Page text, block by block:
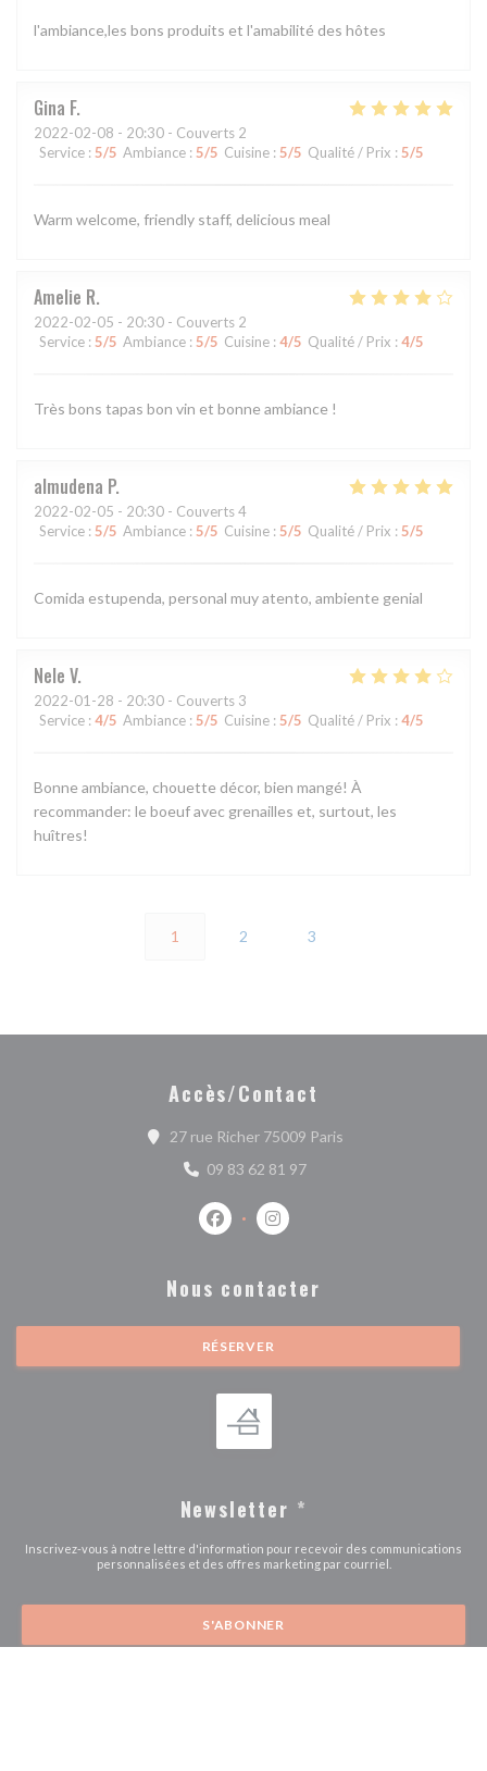
l'ambiance,les bons produits et l'amabilité des hôtes
Gina F
2022-02-08 - 20:30 - Couverts 2
Service : 5/5 Ambiance : 5/5 Cuisine : 5/5 Qualité / Prix : 5/5
Warm welcome, friendly staff, delicious meal
Amelie R
2022-02-05 - 20:30 - Couverts 2
Service : 5/5 Ambiance : 5/5 Cuisine : 4/5 Qualité / Prix : 4/5
Très bons tapas bon vin et bonne ambiance !
almudena P
2022-02-05 - 20:30 - Couverts 4
Service : 5/5 Ambiance : 5/5 Cuisine : 5/5 Qualité / Prix : 5/5
Comida estupenda, personal muy atento, ambiente genial
Nele V
2022-01-28 - 20:30 - Couverts 3
Service : 4/5 Ambiance : 5/5 Cuisine : 5/5 Qualité / Prix : 4/5
Bonne ambiance, chouette décor, bien mangé! À
recommander: le boeuf avec grenailles et, surtout, les
huîtres!
1 2 3
Accès/Contact
27 rue Richer 75009 Paris((ouvre une nouvelle
09 83 62 81 97
Facebook ((ouvre une nouvelle
Instagram ((ouvre une
Nous contacter
RÉSERVER
Newsletter *
Inscrivez-vous à notre lettre d'information pour recevoir des communications
personnalisées et des offres marketing par courriel.
S'ABONNER